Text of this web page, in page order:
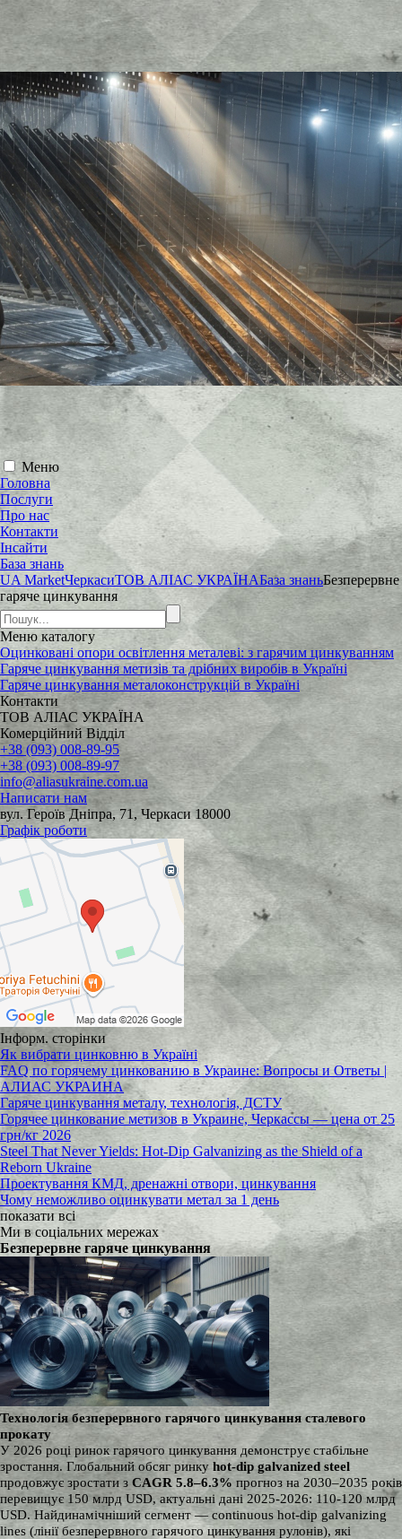
Меню
Головна
Послуги
Про нас
Контакти
Інсайти
База знань
UA MarketЧеркасиТОВ АЛІАС УКРАЇНАБаза знаньБезперервне
гаряче цинкування
Менюкаталогу
Оцинковані опори освітлення металеві: з гарячим цинкуванням
Гаряче цинкування метизів та дрібних виробів в Україні
Гаряче цинкування металоконструкцій в Україні
Контакти
ТОВ АЛІАС УКРАЇНА
Комерційний Відділ
+38 (093) 008-89-95
+38 (093) 008-89-97
info@aliasukraine.com.ua
Написати нам
вул. Героїв Дніпра, 71, Черкаси 18000
Графік роботи
Інформ. сторінки
Як вибрати цинковню в Україні
FAQ по горячему цинкованию в Украине: Вопросы и Ответы |
АЛИАС УКРАИНА
Гаряче цинкування металу, технологія, ДСТУ
Горячее цинкование метизов в Украине, Черкассы — цена от 25
грн/кг 2026
Steel That Never Yields: Hot-Dip Galvanizing as the Shield of a
Reborn Ukraine
Проектування КМД, дренажні отвори, цинкування
Чому неможливо оцинкувати метал за 1 день
показати всі
Ми в соціальних мережах
Безперервне гаряче цинкування
Технологія безперервного гарячого цинкування сталевого
прокату
У 2026 році ринок гарячого цинкування демонструє стабільне
зростання. Глобальний обсяг ринку hot-dip galvanized steel
продовжує зростати з CAGR 5.8–6.3% прогноз на 2030–2035 років
перевищує 150 млрд USD, актуальні дані 2025-2026: 110-120 млрд
USD. Найдинамічніший сегмент — continuous hot-dip galvanizing
lines (лінії безперервного гарячого цинкування рулонів), які